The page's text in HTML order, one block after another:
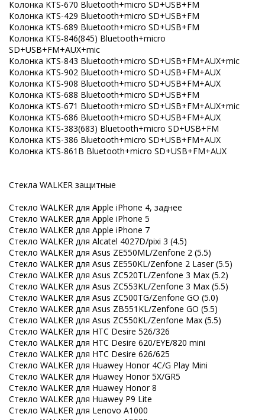
Колонка KTS-670 Bluetooth+micro SD+USB+FM
Колонка KTS-429 Bluetooth+micro SD+USB+FM
Колонка KTS-689 Bluetooth+micro SD+USB+FM
Колонка KTS-846(845) Bluetooth+micro
SD+USB+FM+AUX+mic
Колонка KTS-843 Bluetooth+micro SD+USB+FM+AUX+mic
Колонка KTS-902 Bluetooth+micro SD+USB+FM+AUX
Колонка KTS-908 Bluetooth+micro SD+USB+FM+AUX
Колонка KTS-688 Bluetooth+micro SD+USB+FM
Колонка KTS-671 Bluetooth+micro SD+USB+FM+AUX+mic
Колонка KTS-686 Bluetooth+micro SD+USB+FM+AUX
Колонка KTS-383(683) Bluetooth+micro SD+USB+FM
Колонка KTS-386 Bluetooth+micro SD+USB+FM+AUX
Колонка KTS-861B Bluetooth+micro SD+USB+FM+AUX
Стекла WALKER защитные
Стекло WALKER для Apple iPhone 4, заднее
Стекло WALKER для Apple iPhone 5
Стекло WALKER для Apple iPhone 7
Стекло WALKER для Alcatel 4027D/pixi 3 (4.5)
Стекло WALKER для Asus ZE550ML/Zenfone 2 (5.5)
Стекло WALKER для Asus ZE550KL/Zenfone 2 Laser (5.5)
Стекло WALKER для Asus ZC520TL/Zenfone 3 Max (5.2)
Стекло WALKER для Asus ZC553KL/Zenfone 3 Max (5.5)
Стекло WALKER для Asus ZC500TG/Zenfone GO (5.0)
Стекло WALKER для Asus ZB551KL/Zenfone GO (5.5)
Стекло WALKER для Asus ZC550KL/Zenfone Max (5.5)
Стекло WALKER для HTC Desire 526/326
Стекло WALKER для HTC Desire 620/EYE/820 mini
Стекло WALKER для HTC Desire 626/625
Стекло WALKER для Huawey Honor 4C/G Play Mini
Стекло WALKER для Huawey Honor 5X/GR5
Стекло WALKER для Huawey Honor 8
Стекло WALKER для Huawey P9 Lite
Стекло WALKER для Lenovo A1000